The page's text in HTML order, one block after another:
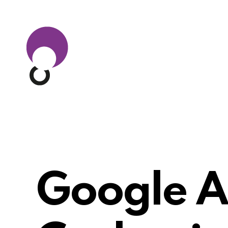
Google